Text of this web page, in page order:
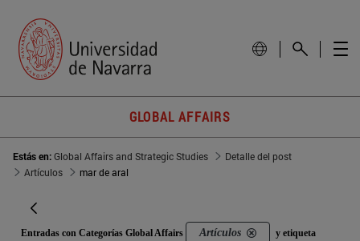
GLOBAL AFFAIRS
Estás en:Global Affairs and Strategic Studies
Detalle del post
Artículos
mar de aral
Entradas con Categorías Global Affairs Artículos y etiqueta